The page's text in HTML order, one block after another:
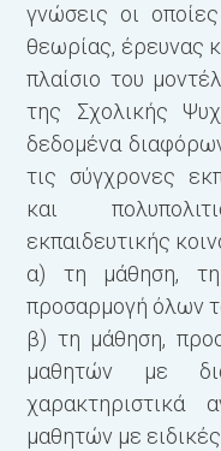
γνώσεις οι
θεωρίας, έρευνας
πλαίσιο του
της Σχολικής
δεδομένα
τις σύγχρονες
και
εκπαιδευτικής
α) τη μάθηση, τη
προσαρμογή όλων
β) τη μάθηση,
μαθητών με
μαθητών με